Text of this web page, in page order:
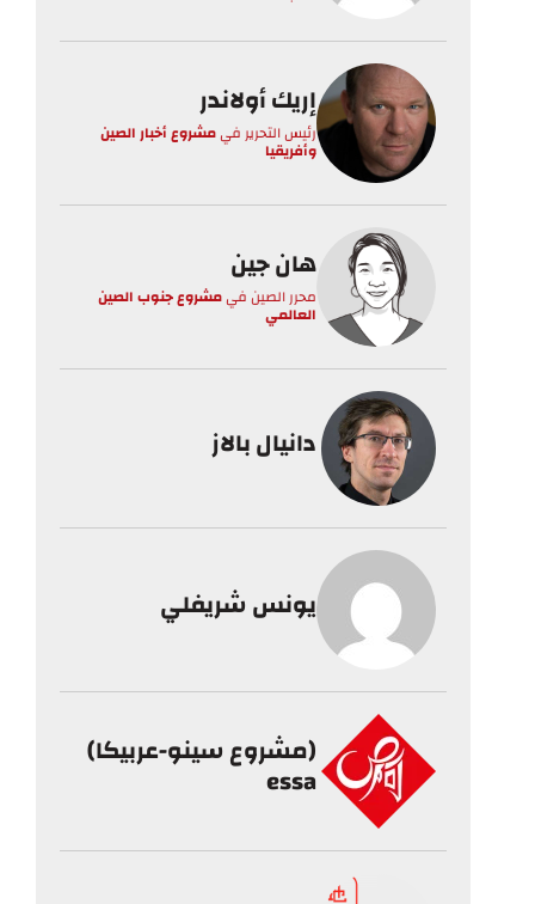
إريك أولاندر
رئيس التحرير فيمشروع أخبار الصين
وأفريقيا
هان جين
محرر الصينفيمشروع جنوب الصين
العالمي
دانيال بالاز
يونس شريفلي
(مشروع سينو-عربيكا)
essa